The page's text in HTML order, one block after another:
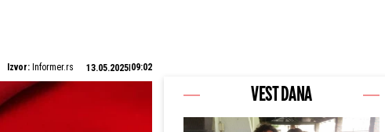
Izvor: Informer.rs 13.05.2025 09:02
VEST DANA